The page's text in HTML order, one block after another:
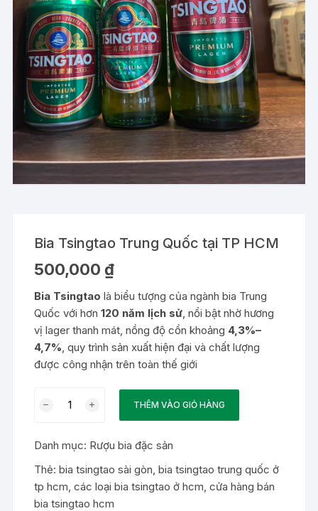
Bia Tsingtao Trung Quốc tại TP HCM
500,000 ₫
Bia Tsingtao là biểu tượng của ngành bia Trung
Quốc với hơn120 năm lịch sử, nổi bật nhờ hương
vị lager thanh mát, nồng độ cồn khoảng 4,3%–
4,7%, quy trình sản xuất hiện đại và chất lượng
được công nhận trên toàn thế giới
Tsingtao
Quốc
tại
TP
HCM
THÊM VÀO GIỎ HÀNG
Danh mục: Rượu bia đặc sản
Thẻ:bia tsingtao sài gòn,bia tsingtao trung quốc ở
tp hcm,các loại bia tsingtao ở hcm,cửa hàng bán
bia tsingtao hcm